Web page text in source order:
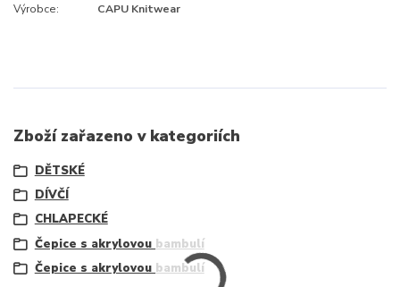
Výrobce: CAPU Knitwear
Zboží zařazeno v kategoriích
DĚTSKÉ
DÍVČÍ
CHLAPECKÉ
Čepice s akrylovou bambulí
Čepice s akrylovou bambulí